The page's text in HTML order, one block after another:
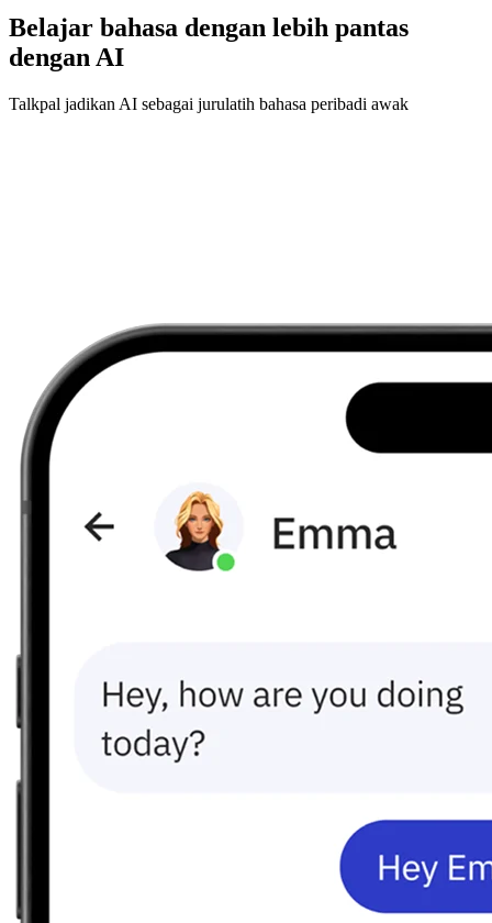
Belajar bahasa dengan lebih pantas
dengan AI
Talkpal jadikan AI sebagai jurulatih bahasa peribadi awak